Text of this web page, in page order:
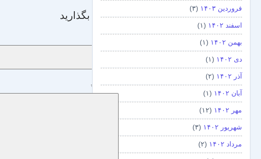
دیدگاه بگذارید
دیدگاه *
فروردین ۱۴۰۳ (۳)
اسفند ۱۴۰۲ (۱)
بهمن ۱۴۰۲ (۱)
دی ۱۴۰۲ (۱)
آذر ۱۴۰۲ (۲)
آبان ۱۴۰۲ (۱)
مهر ۱۴۰۲ (۱۲)
شهریور ۱۴۰۲ (۳)
مرداد ۱۴۰۲ (۲)